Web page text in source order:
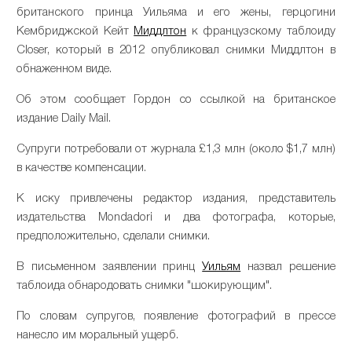
британского принца Уильяма и его жены, герцогини
Кембриджской Кейт Миддлтон к французскому таблоиду
Closer, который в 2012 опубликовал снимки Миддлтон в
обнаженном виде.
Об этом сообщает Гордон со ссылкой на британское
издание Daily Mail.
Супруги потребовали от журнала £1,3 млн (около $1,7 млн)
в качестве компенсации.
К иску привлечены редактор издания, представитель
издательства Mondadori и два фотографа, которые,
предположительно, сделали снимки.
В письменном заявлении принц Уильям назвал решение
таблоида обнародовать снимки "шокирующим".
По словам супругов, появление фотографий в прессе
нанесло им моральный ущерб.